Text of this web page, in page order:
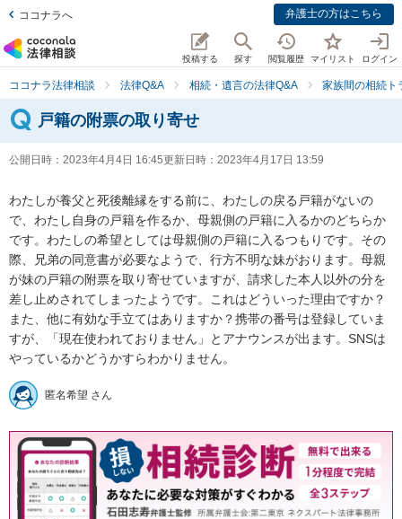
ココナラへ 弁護士の方はこちら
投稿する 探す 閲覧履歴 マイリスト ログイン
ココナラ法律相談 法律Q&A 相続・遺言の法律Q&A 家族間の相続ト
戸籍の附票の取り寄せ
公開日時： 2023年4月4日 16:45更新日時： 2023年4月17日 13:59
わたしが養父と死後離縁をする前に、わたしの戻る戸籍がないの
で、わたし自身の戸籍を作るか、母親側の戸籍に入るかのどちらか
です。わたしの希望としては母親側の戸籍に入るつもりです。その
際、兄弟の同意書が必要なようで、行方不明な妹がおります。母親
が妹の戸籍の附票を取り寄せていますが、請求した本人以外の分を
差し止めされてしまったようです。これはどういった理由ですか？
また、他に有効な手立てはありますか？携帯の番号は登録していま
すが、「現在使われておりません」とアナウンスが出ます。SNSは
やっているかどうかすらわかりません。
匿名希望 さん